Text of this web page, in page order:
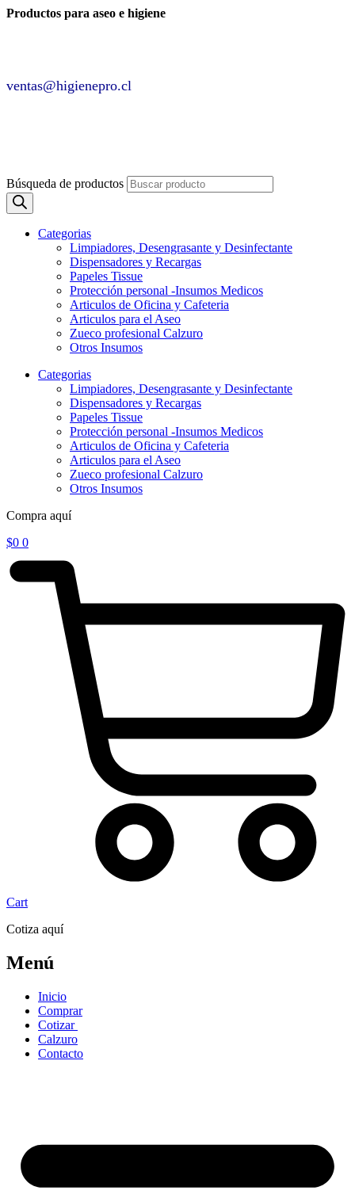
Productos para aseo e higiene
ventas@higienepro.cl
Búsqueda de productos
Categorias
Limpiadores, Desengrasante y Desinfectante
Dispensadores y Recargas
Papeles Tissue
Protección personal -Insumos Medicos
Articulos de Oficina y Cafeteria
Articulos para el Aseo
Zueco profesional Calzuro
Otros Insumos
Categorias
Limpiadores, Desengrasante y Desinfectante
Dispensadores y Recargas
Papeles Tissue
Protección personal -Insumos Medicos
Articulos de Oficina y Cafeteria
Articulos para el Aseo
Zueco profesional Calzuro
Otros Insumos
Compra aquí
$0 0
Cart
Cotiza aquí
Menú
Inicio
Comprar
Cotizar
Calzuro
Contacto